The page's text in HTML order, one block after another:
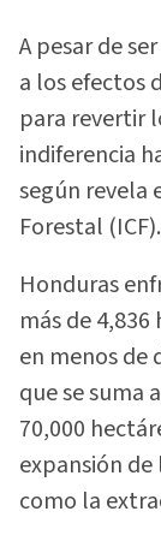
A pesar de
a los efectos
para revertir
indiferencia
según revela
Forestal (ICF).
Honduras
más de
en menos de
que se suma
70,000
expansión
como la